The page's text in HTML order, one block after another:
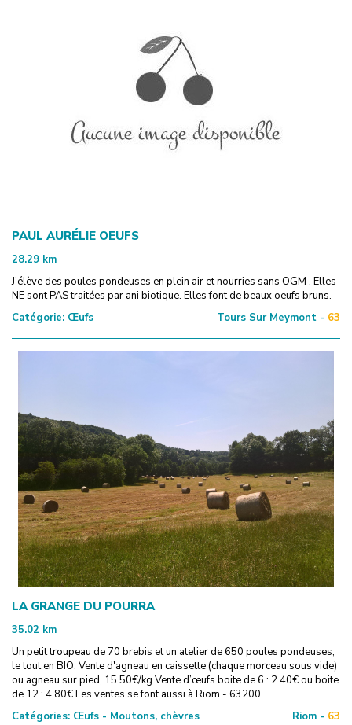
PAUL AURÉLIE OEUFS
28.29 km
J'élève des poules pondeuses en plein air et nourries sans OGM . Elles
NE sont PAS traitées par ani biotique. Elles font de beaux oeufs bruns.
Catégorie: Œufs Tours Sur Meymont - 63
LA GRANGE DU POURRA
35.02 km
Un petit troupeau de 70 brebis et un atelier de 650 poules pondeuses,
le tout en BIO. Vente d'agneau en caissette (chaque morceau sous vide)
ou agneau sur pied, 15.50€/kg Vente d’œufs boite de 6 : 2.40€ ou boite
de 12 : 4.80€ Les ventes se font aussi à Riom - 63200
Catégories: Œufs - Moutons, chèvres Riom - 63